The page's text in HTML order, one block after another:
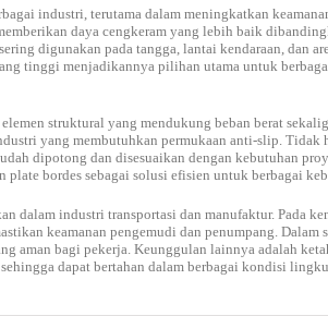
industri, terutama dalam meningkatkan
daya cengkeram yang lebih baik
digunakan pada tangga, lantai kendaraan, dan
tinggi menjadikannya pilihan utama untuk
struktural yang mendukung beban berat
yang membutuhkan permukaan anti-slip.
dipotong dan disesuaikan dengan kebutuhan
plate bordes sebagai solusi efisien untuk berbagai
dalam industri transportasi dan manufaktur. Pada
keamanan pengemudi dan penumpang. Dalam
aman bagi pekerja. Keunggulan lainnya adalah
dapat bertahan dalam berbagai kondisi